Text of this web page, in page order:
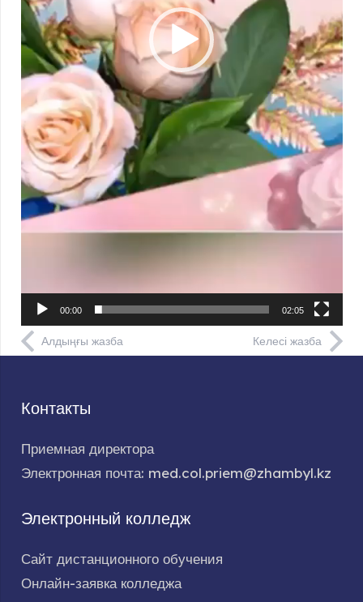
00:00 02:05
Алдыңғы жазба Келесі жазба
Контакты
Приемная директора
Электронная почта: med.col.priem@zhambyl.kz
Электронный колледж
Сайт дистанционного обучения
Онлайн-заявка колледжа